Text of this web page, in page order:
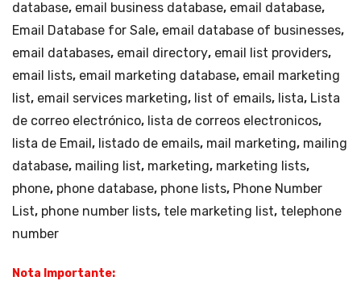
database, email business database, email database,
Email Database for Sale, email database of businesses,
email databases, email directory, email list providers,
email lists, email marketing database, email marketing
list, email services marketing, list of emails, lista, Lista
de correo electrónico, lista de correos electronicos,
lista de Email, listado de emails, mail marketing, mailing
database, mailing list, marketing, marketing lists,
phone, phone database, phone lists, Phone Number
List, phone number lists, tele marketing list, telephone
number
Nota Importante: